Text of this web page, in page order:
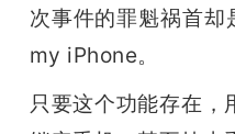
次事件的罪魁祸首
my iPhone。
只要这个功能存在，